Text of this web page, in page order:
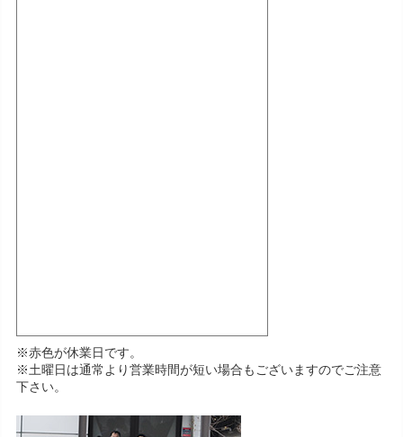
※赤色が休業日です。
※土曜日は通常より営業時間が短い場合もございますのでご注意
下さい。